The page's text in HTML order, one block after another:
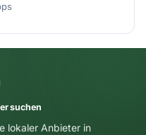
suchen
lokaler Anbieter in